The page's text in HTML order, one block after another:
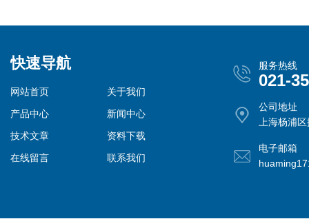
快速导航
网站首页
关于我们
产品中心
新闻中心
技术文章
资料下载
在线留言
联系我们
服务热线
021-
公司地址
上海杨浦
电子邮箱